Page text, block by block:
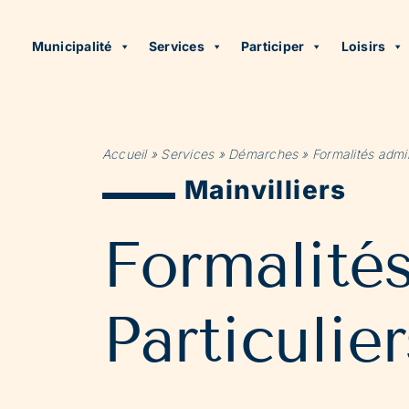
Municipalité Services Participer Loisirs
Accueil» Services» Démarches» Formalités
Mainvilliers